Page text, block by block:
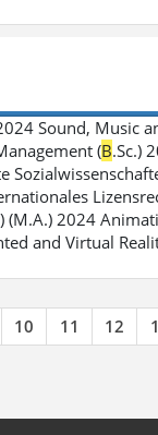
Sound, Music
(B.Sc.)
2024
and Virtual
10 11 12